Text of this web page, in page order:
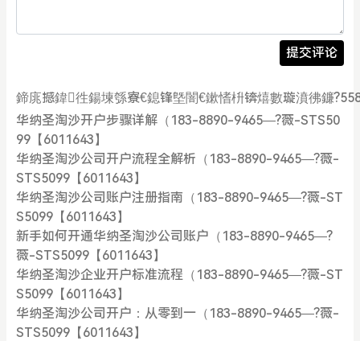
提交评论
鍗庣撼鍏徃鍚堜綔寮€鎴锋墍闇€鏉愭枡锛熺數璇濆彿鐮
华纳圣淘沙开户步骤详解（183-8890-9465—?薇-STS50
99【6011643】
华纳圣淘沙公司开户流程全解析（183-8890-9465—?薇-
STS5099【6011643】
华纳圣淘沙公司账户注册指南（183-8890-9465—?薇-ST
S5099【6011643】
新手如何开通华纳圣淘沙公司账户（183-8890-9465—?
薇-STS5099【6011643】
华纳圣淘沙企业开户标准流程（183-8890-9465—?薇-ST
S5099【6011643】
华纳圣淘沙公司开户：从零到一（183-8890-9465—?薇-
STS5099【6011643】